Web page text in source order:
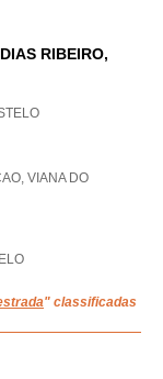
RIBEIRO,
VIANA DO
" classificadas